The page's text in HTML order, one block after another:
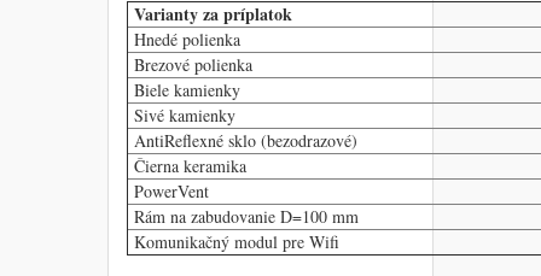
Varianty za príplatok
Hnedé polienka
Brezové polienka
Biele kamienky
Sivé kamienky
AntiReflexné sklo (bezodrazové)
Čierna keramika
PowerVent
Rám na zabudovanie D=100 mm
Komunikačný modul pre Wifi